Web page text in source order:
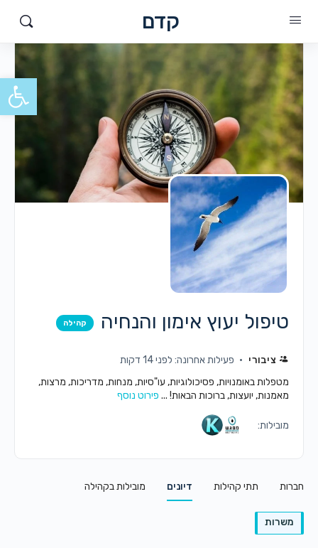
קדם
טיפול יעוץ אימון והנחיה קהילה
ציבורי
פעילות אחרונה: לפני 14 דקות
מטפלות באומנויות, פסיכולוגיות, עו"סיות, מנחות, מדריכות, מרצות,
מאמנות, יועצות, ברוכות הבאות! ... פירוט נוסף
מובילות:
חברות תתי קהילות דיונים מובילות בקהילה
משרות
פתח